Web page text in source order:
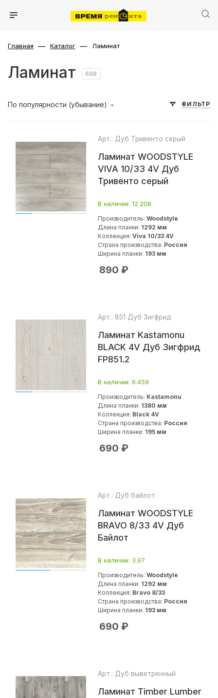
Главная — Каталог — Ламинат
Ламинат 698
ФИЛЬТР
По популярности (убывание)
Ламинат WOODSTYLE
VIVA 10/33 4V Дуб
Тривенто серый
Арт.: Дуб Тривенто серый
В наличии: 12.208
Производитель: Woodstyle
Длина планки: 1292 мм
Коллекция: Viva 10/33 4V
Страна производства: Россия
Ширина планки: 193 мм
890 ₽
Ламинат Kastamonu
BLACK 4V Дуб Зигфрид
FP851.2
Арт.: 851 Дуб Зигфрид
В наличии: 6.459
Производитель: Kastamonu
Длина планки: 1380 мм
Коллекция: Black 4V
Страна производства: Россия
Ширина планки: 195 мм
690 ₽
Ламинат WOODSTYLE
BRAVO 8/33 4V Дуб
Байлот
Арт.: Дуб байлот
В наличии: 3.97
Производитель: Woodstyle
Длина планки: 1292 мм
Коллекция: Bravo 8/33
Страна производства: Россия
Ширина планки: 193 мм
690 ₽
Ламинат Timber Lumber
Арт.: Дуб выветренный